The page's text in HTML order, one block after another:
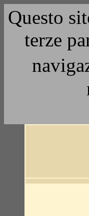
Questo
terze